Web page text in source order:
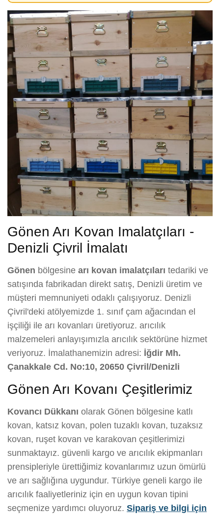
Gönen Arı Kovan Imalatçıları -
Denizli Çivril İmalatı
Gönen bölgesine arı kovan imalatçıları tedariki ve
satışında fabrikadan direkt satış, Denizli üretim ve
müşteri memnuniyeti odaklı çalışıyoruz. Denizli
Çivril'deki atölyemizde 1. sınıf çam ağacından el
işçiliği ile arı kovanları üretiyoruz. arıcılık
malzemeleri anlayışımızla arıcılık sektörüne hizmet
veriyoruz. İmalathanemizin adresi: İğdir Mh.
Çanakkale Cd. No:10, 20650 Çivril/Denizli
Gönen Arı Kovanı Çeşitlerimiz
Kovancı Dükkanı olarak Gönen bölgesine katlı
kovan, katsız kovan, polen tuzaklı kovan, tuzaksız
kovan, ruşet kovan ve karakovan çeşitlerimizi
sunmaktayız. güvenli kargo ve arıcılık ekipmanları
prensipleriyle ürettiğimiz kovanlarımız uzun ömürlü
ve arı sağlığına uygundur. Türkiye geneli kargo ile
arıcılık faaliyetleriniz için en uygun kovan tipini
seçmenize yardımcı oluyoruz. Sipariş ve bilgi için